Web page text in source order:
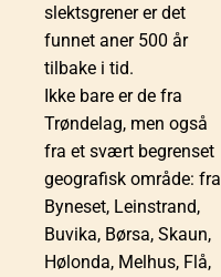
slektsgrener er det
funnet aner 500 år
tilbake i tid.
Ikke bare er de fra
Trøndelag, men også
fra et svært begrenset
geografisk område: fra
Byneset, Leinstrand,
Buvika, Børsa, Skaun,
Hølonda, Melhus, Flå,